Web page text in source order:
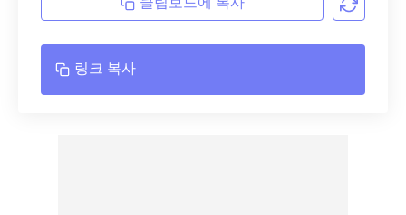
클립보드에 복사
링크 복사